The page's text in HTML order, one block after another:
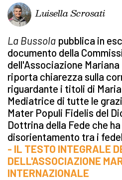
Luisella Scrosati
La Bussola pubblica in
documento della
dell'Associazione
riporta chiarezza sulla
riguardante i titoli di
Mediatrice di tutte le
Mater Populi Fidelis del
Dottrina della Fede che
disorientamento tra i
- IL TESTO INTEGRALE
DELL'ASSOCIAZIONE
INTERNAZIONALE